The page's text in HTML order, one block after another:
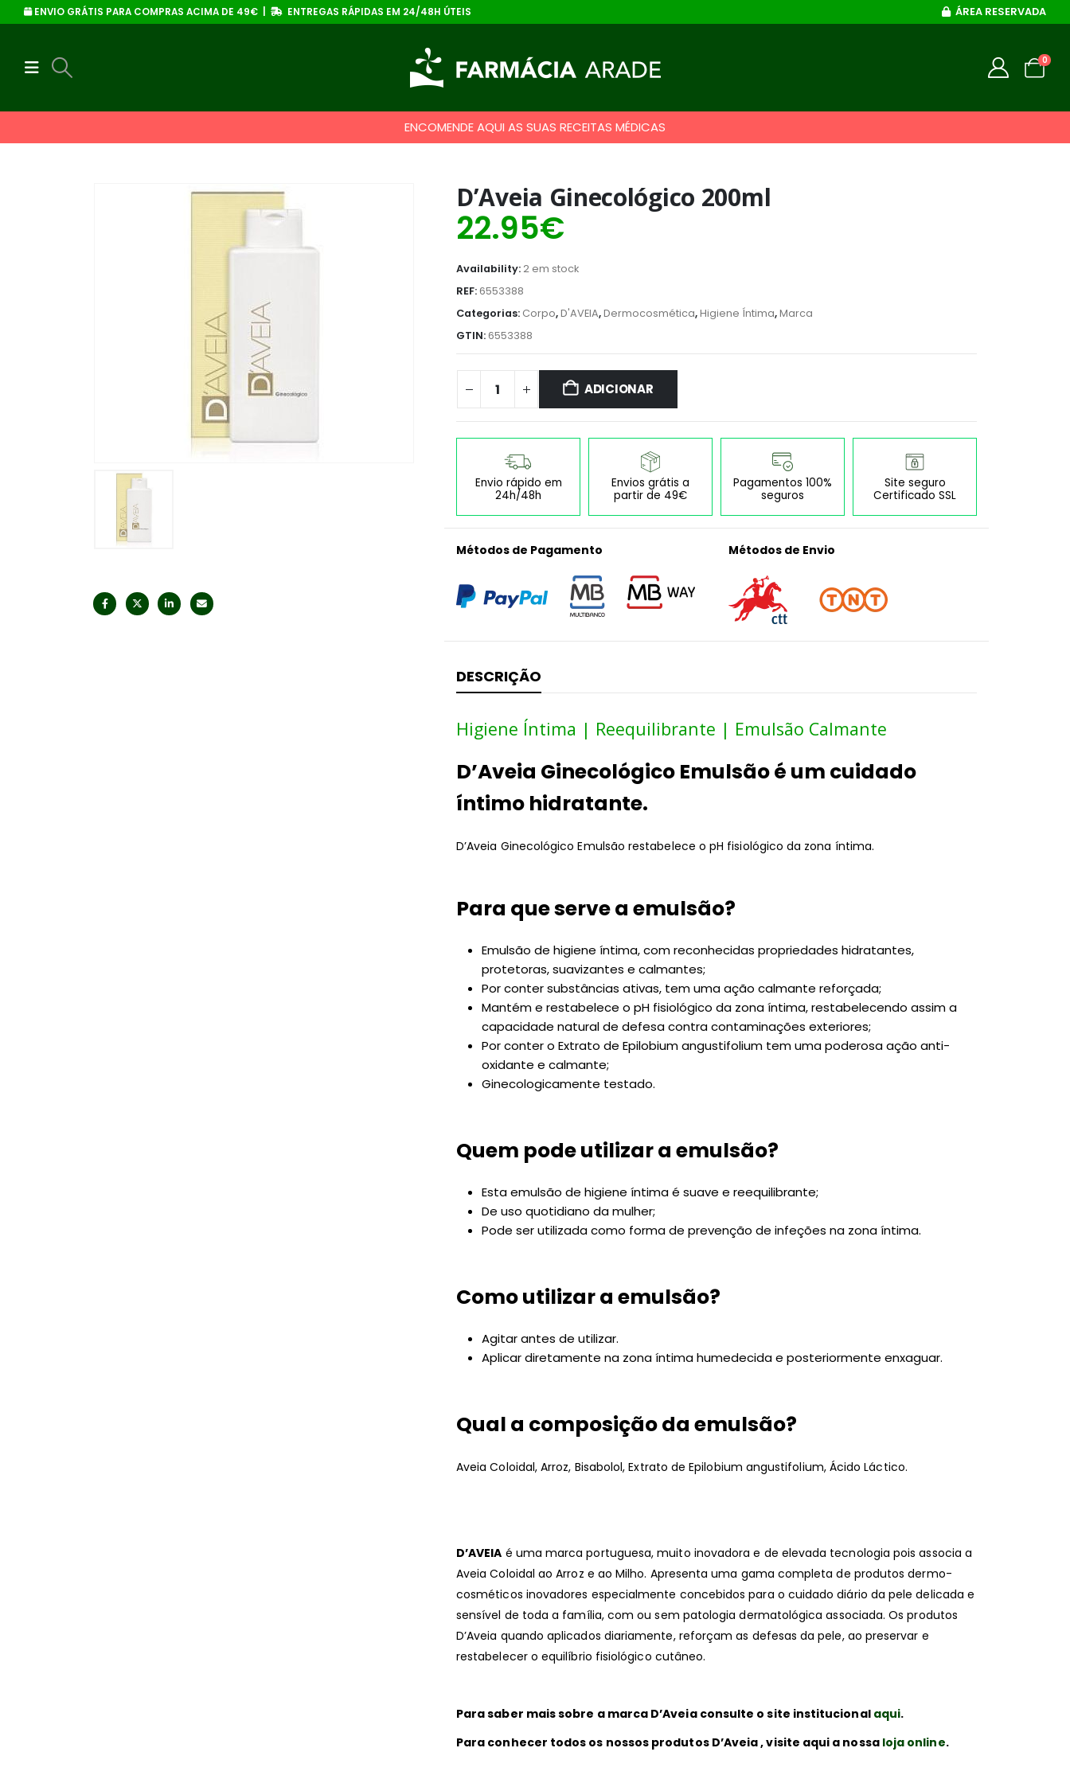
ENVIO GRÁTIS PARA COMPRAS ACIMA DE 49€ | ENTREGAS RÁPIDAS EM 24/48H ÚTEIS ÁREA RESERVADA
0
ENCOMENDE AQUI AS SUAS RECEITAS MÉDICAS
D’Aveia Ginecológico 200ml
22.95€
Availability:2 em stock
REF:6553388
Categorias: Corpo,D'AVEIA,Dermocosmética,Higiene Íntima,Marca
GTIN:6553388
ADICIONAR
Envio rápido em
24h/48h
Envios grátis a
partir de 49€
Pagamentos 100%
seguros
Site seguro
Certificado SSL
Métodos de Pagamento Métodos de Envio
DESCRIÇÃO
Higiene Íntima | Reequilibrante | Emulsão Calmante
D’Aveia Ginecológico Emulsão é um cuidado
íntimo hidratante.
D’Aveia Ginecológico Emulsão restabelece o pH fisiológico da zona íntima.
Para que serve a emulsão?
Emulsão de higiene íntima, com reconhecidas propriedades hidratantes,
protetoras, suavizantes e calmantes;
Por conter substâncias ativas, tem uma ação calmante reforçada;
Mantém e restabelece o pH fisiológico da zona íntima, restabelecendo assim a
capacidade natural de defesa contra contaminações exteriores;
Por conter o Extrato de Epilobium angustifolium tem uma poderosa ação anti-
oxidante e calmante;
Ginecologicamente testado.
Quem pode utilizar a emulsão?
Esta emulsão de higiene íntima é suave e reequilibrante;
De uso quotidiano da mulher;
Pode ser utilizada como forma de prevenção de infeções na zona íntima.
Como utilizar a emulsão?
Agitar antes de utilizar.
Aplicar diretamente na zona íntima humedecida e posteriormente enxaguar.
Qual a composição da emulsão?
Aveia Coloidal, Arroz, Bisabolol, Extrato de Epilobium angustifolium, Ácido Láctico.
D’AVEIA é uma marca portuguesa, muito inovadora e de elevada tecnologia pois associa a
Aveia Coloidal ao Arroz e ao Milho. Apresenta uma gama completa de produtos dermo-
cosméticos inovadores especialmente concebidos para o cuidado diário da pele delicada e
sensível de toda a família, com ou sem patologia dermatológica associada. Os produtos
D’Aveia quando aplicados diariamente, reforçam as defesas da pele, ao preservar e
restabelecer o equilíbrio fisiológico cutâneo.
Para saber mais sobre a marca D’Aveia consulte o site institucional aqui.
Para conhecer todos os nossos produtos D’Aveia , visite aqui a nossa loja online.